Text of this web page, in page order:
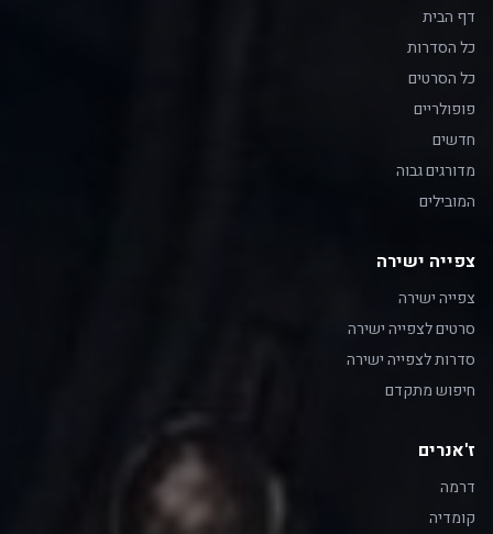
דף הבית
כל הסדרות
כל הסרטים
פופולריים
חדשים
מדורגים גבוה
המובילים
צפייה ישירה
צפייה ישירה
סרטים לצפייה ישירה
סדרות לצפייה ישירה
חיפוש מתקדם
ז'אנרים
דרמה
קומדיה